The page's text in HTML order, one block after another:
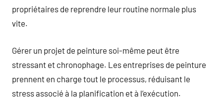
propriétaires de reprendre leur routine normale plus
vite.
Gérer un projet de peinture soi-même peut être
stressant et chronophage. Les entreprises de peinture
prennent en charge tout le processus, réduisant le
stress associé à la planification et à l’exécution.